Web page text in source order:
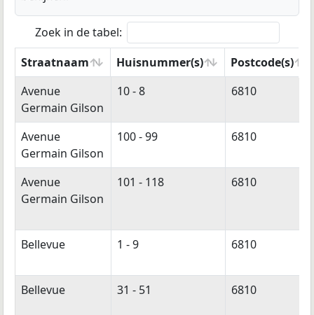
Zoek in de tabel:
Straatnaam
Huisnummer(s)
Postcode(s)
Straatnaam
Huisnummer(s) Postcode(s)
Avenue
Germain Gilson
10 - 8 6810
Avenue
Germain Gilson
100 - 99 6810
Avenue
Germain Gilson
101 - 118 6810
Bellevue 1 - 9 6810
Bellevue 31 - 51 6810